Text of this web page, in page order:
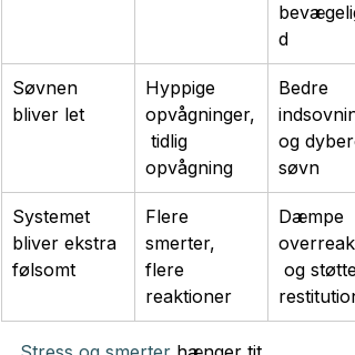
d
Søvnen
bliver let
Hyppige
opvågninger,
tidlig
opvågning
Bedre
og
søvn
Systemet
bliver ekstra
følsomt
Flere
smerter,
flere
reaktioner
Dæmpe
og støtte
restitution